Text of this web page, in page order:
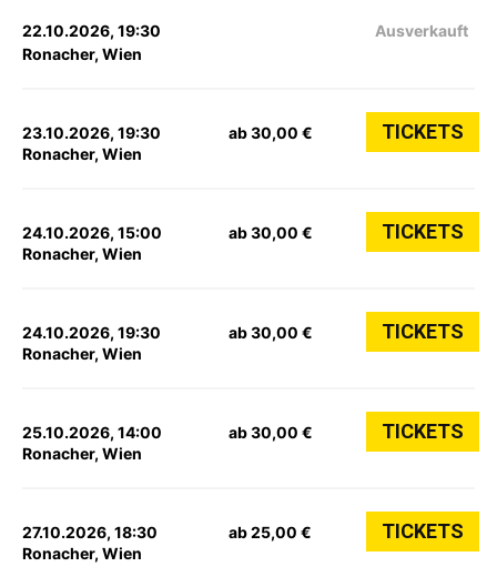
22.10.2026, 19:30
Ronacher, Wien
Ausverkauft
23.10.2026, 19:30
Ronacher, Wien
ab 30,00 € TICKETS
24.10.2026, 15:00
Ronacher, Wien
ab 30,00 € TICKETS
24.10.2026, 19:30
Ronacher, Wien
ab 30,00 € TICKETS
25.10.2026, 14:00
Ronacher, Wien
ab 30,00 € TICKETS
27.10.2026, 18:30
Ronacher, Wien
ab 25,00 € TICKETS